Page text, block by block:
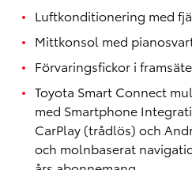
Luftkonditionering med
Mittkonsol med
Förvaringsfickor i
Toyota Smart Connect
med Smartphone
CarPlay (trådlös) och
och molnbaserat